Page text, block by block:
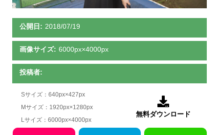
公開日: 2018/07/19
画像サイズ: 6000px×4000px
投稿者:
Sサイズ：640px×427px
Mサイズ：1920px×1280px
Lサイズ：6000px×4000px

無料ダウンロード